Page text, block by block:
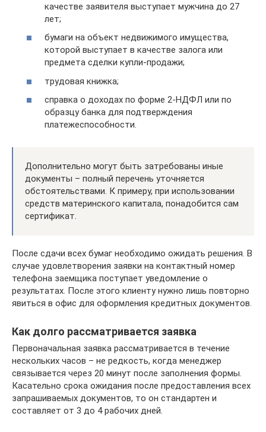
качестве заявителя выступает мужчина до 27
лет;
бумаги на объект недвижимого имущества,
которой выступает в качестве залога или
предмета сделки купли-продажи;
трудовая книжка;
справка о доходах по форме 2-НДФЛ или по
образцу банка для подтверждения
платежеспособности.
Дополнительно могут быть затребованы иные
документы – полный перечень уточняется
обстоятельствами. К примеру, при использовании
средств материнского капитала, понадобится сам
сертификат.
После сдачи всех бумаг необходимо ожидать решения. В
случае удовлетворения заявки на контактный номер
телефона заемщика поступает уведомление о
результатах. После этого клиенту нужно лишь повторно
явиться в офис для оформления кредитных документов.
Как долго рассматривается заявка
Первоначальная заявка рассматривается в течение
нескольких часов – не редкость, когда менеджер
связывается через 20 минут после заполнения формы.
Касательно срока ожидания после предоставления всех
запрашиваемых документов, то он стандартен и
составляет от 3 до 4 рабочих дней.